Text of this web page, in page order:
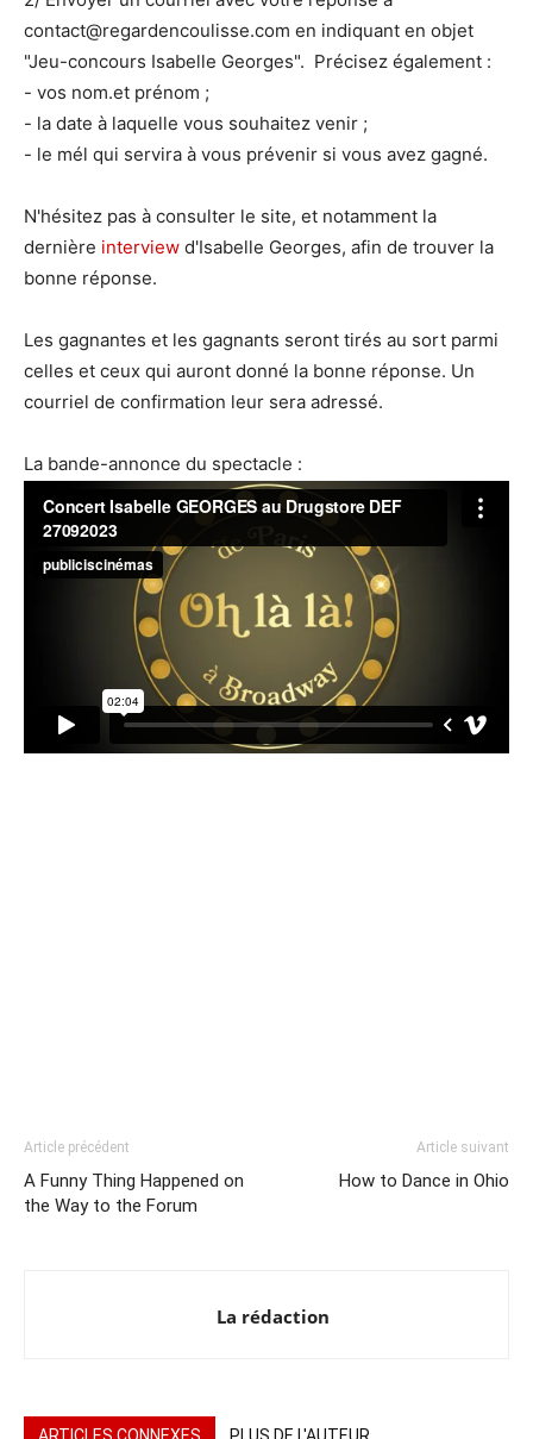
contact@regardencoulisse.com en indiquant en objet
"Jeu-concours Isabelle Georges". Précisez également :
- vos nom.et prénom ;
- la date à laquelle vous souhaitez venir ;
- le mél qui servira à vous prévenir si vous avez gagné.
N'hésitez pas à consulter le site, et notamment la
dernière interview d'Isabelle Georges, afin de trouver la
bonne réponse.
Les gagnantes et les gagnants seront tirés au sort parmi
celles et ceux qui auront donné la bonne réponse. Un
courriel de confirmation leur sera adressé.
La bande-annonce du spectacle :
Article précédent
A Funny Thing Happened on
the Way to the Forum
Article suivant
How to Dance in Ohio
La rédaction
ARTICLES CONNEXES PLUS DE L'AUTEUR